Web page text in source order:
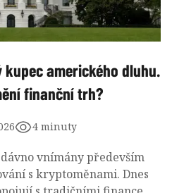
amerického dluhu.
finanční trh?
4 minuty
vnímány především
s kryptoměnami. Dnes